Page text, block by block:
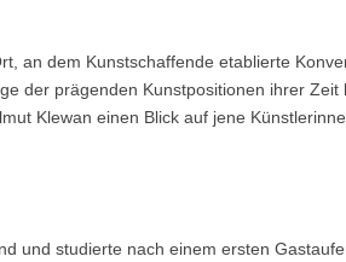
an dem Kunstschaffende etablierte
der prägenden Kunstpositionen ihrer Zeit
Klewan einen Blick auf jene
und studierte nach einem ersten